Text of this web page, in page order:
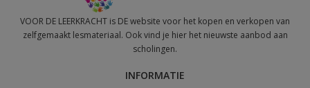
VOOR DE LEERKRACHT is DE website voor het kopen en verkopen van
zelfgemaakt lesmateriaal. Ook vind je hier het nieuwste aanbod aan
scholingen.
INFORMATIE